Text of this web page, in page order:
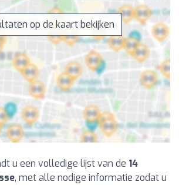
op de kaart bekijken
u een volledige lijst van de 14
, met alle nodige informatie zodat u